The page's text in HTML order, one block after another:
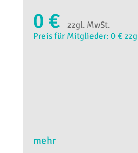
0 €
zzgl. MwSt.
Preis für Mitglieder: 0 €
mehr